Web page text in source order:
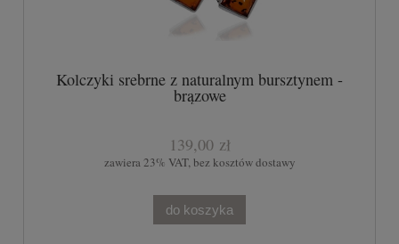
Kolczyki srebrne z naturalnym bursztynem -
brązowe
139,00 zł
zawiera 23% VAT, bez kosztów dostawy
do koszyka